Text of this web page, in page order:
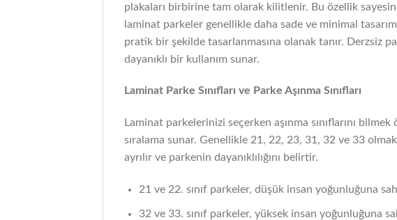
plakaları birbirine tam olarak kilitlenir. Bu özellik
laminat parkeler genellikle daha sade ve minimal
pratik bir şekilde tasarlanmasına olanak tanır. Derzsiz
dayanıklı bir kullanım sunar.
Laminat Parke Sınıfları ve Parke Aşınma Sınıfları
Laminat parkelerinizi seçerken aşınma sınıflarını
sıralama sunar. Genellikle 21, 22, 23, 31, 32 ve 33
ayrılır ve parkenin dayanıklılığını belirtir.
21 ve 22. sınıf parkeler, düşük insan yoğunluğuna
32 ve 33. sınıf parkeler, yüksek insan yoğunluğuna